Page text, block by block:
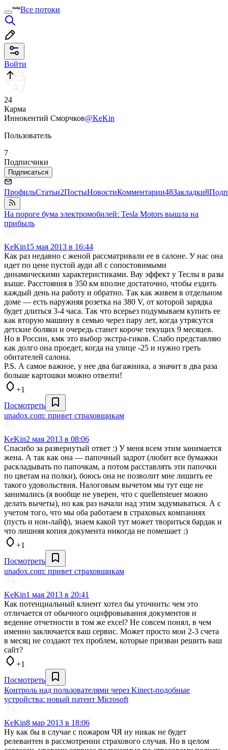
Все потоки
Войти
24
Карма
Иннокентий Сморчков@KeKin
Пользователь
7
Подписчики
Подписаться
ПрофильСтатьи2ПостыНовостиКомментарии48Закладки8
На пороге бума электромобилей: Tesla Motors вышла на
прибыль
KeKin15 мая 2013 в 16:44
Как раз недавно с женой рассматривали ее в салоне. У нас она
идет по цене пустой ауди а8 с сопостовимыми
динамическими характеристиками. Вау эффект у Теслы в разы
выше. Расстояния в 350 км вполне достаточно, чтобы ездить
каждый день на работу и обратно. Так как живем в отдельном
доме — есть наружняя розетка на 380 V, от которой зарядка
будет длиться 3-4 часа. Так что всерьез подумываем купить ее
как вторую машину в семью через пару лет, когда утрясутся
детские боляки и очередь станет короче текущих 9 месяцев.
Но в России, кмк это выбор экстра-гиков. Слабо представляю
как долго она проедет, когда на улице -25 и нужно греть
обитателей салона.
P.S. А самое важное, у нее два багажника, а значит в два раза
больше картошки можно отвезти!
+1
Посмотреть
unadox.com: привет страховщикам
KeKin2 мая 2013 в 08:06
Спасибо за развернутый ответ :) У меня всем этим занимается
жена. А так как она — папочный задрот (любит все бумажки
раскладывать по папочкам, а потом расставлять эти папочки
по цветам на полки), боюсь она не позволит мне лишить ее
такого удовольствия. Налоговым вычетом мы тут еще не
занимались (я вообще не уверен, что с quellensteuer можно
делать вычеты), но как раз начали над этим задумываться. А с
учетом того, что мы оба работаем в страховых компаниях
(пусть и нон-лайф), знаем какой тут может твориться бардак и
что лишняя копия документа никогда не помешает :)
+1
Посмотреть
unadox.com: привет страховщикам
KeKin1 мая 2013 в 20:41
Как потенциальный клиент хотел бы уточнить: чем это
отличается от обычного оцифровывания документов и
ведение отчетности в том же excel? Не совсем понял, в чем
именно заключается ваш сервис. Может просто мои 2-3 счета
в месяц не создают тех проблем, которые призван решить ваш
сайт?
+1
Посмотреть
Контроль над пользователями через Kinect-подобные
устройства: новый патент Microsoft
KeKin8 мар 2013 в 18:06
Ну как бы в случае с пожаром ЧЯ ну никак не будет
релевантен в рассмотрении страхового случая. Но в целом